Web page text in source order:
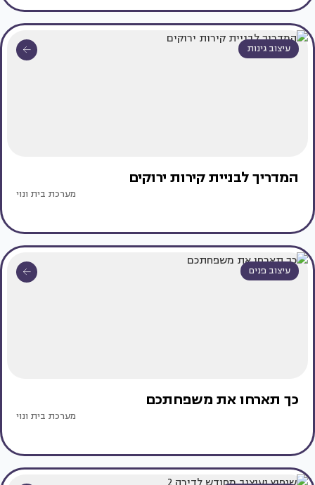
עיצוב גינות
המדריך לבניית קירות ירוקים
מערכת בית ונוי
עיצוב פנים
כך תארחו את משפחתכם
מערכת בית ונוי